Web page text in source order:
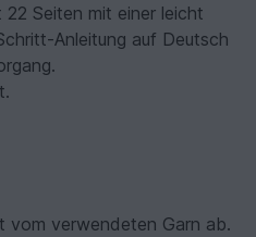
22 Seiten mit einer leicht
Anleitung auf Deutsch
vom verwendeten Garn ab.